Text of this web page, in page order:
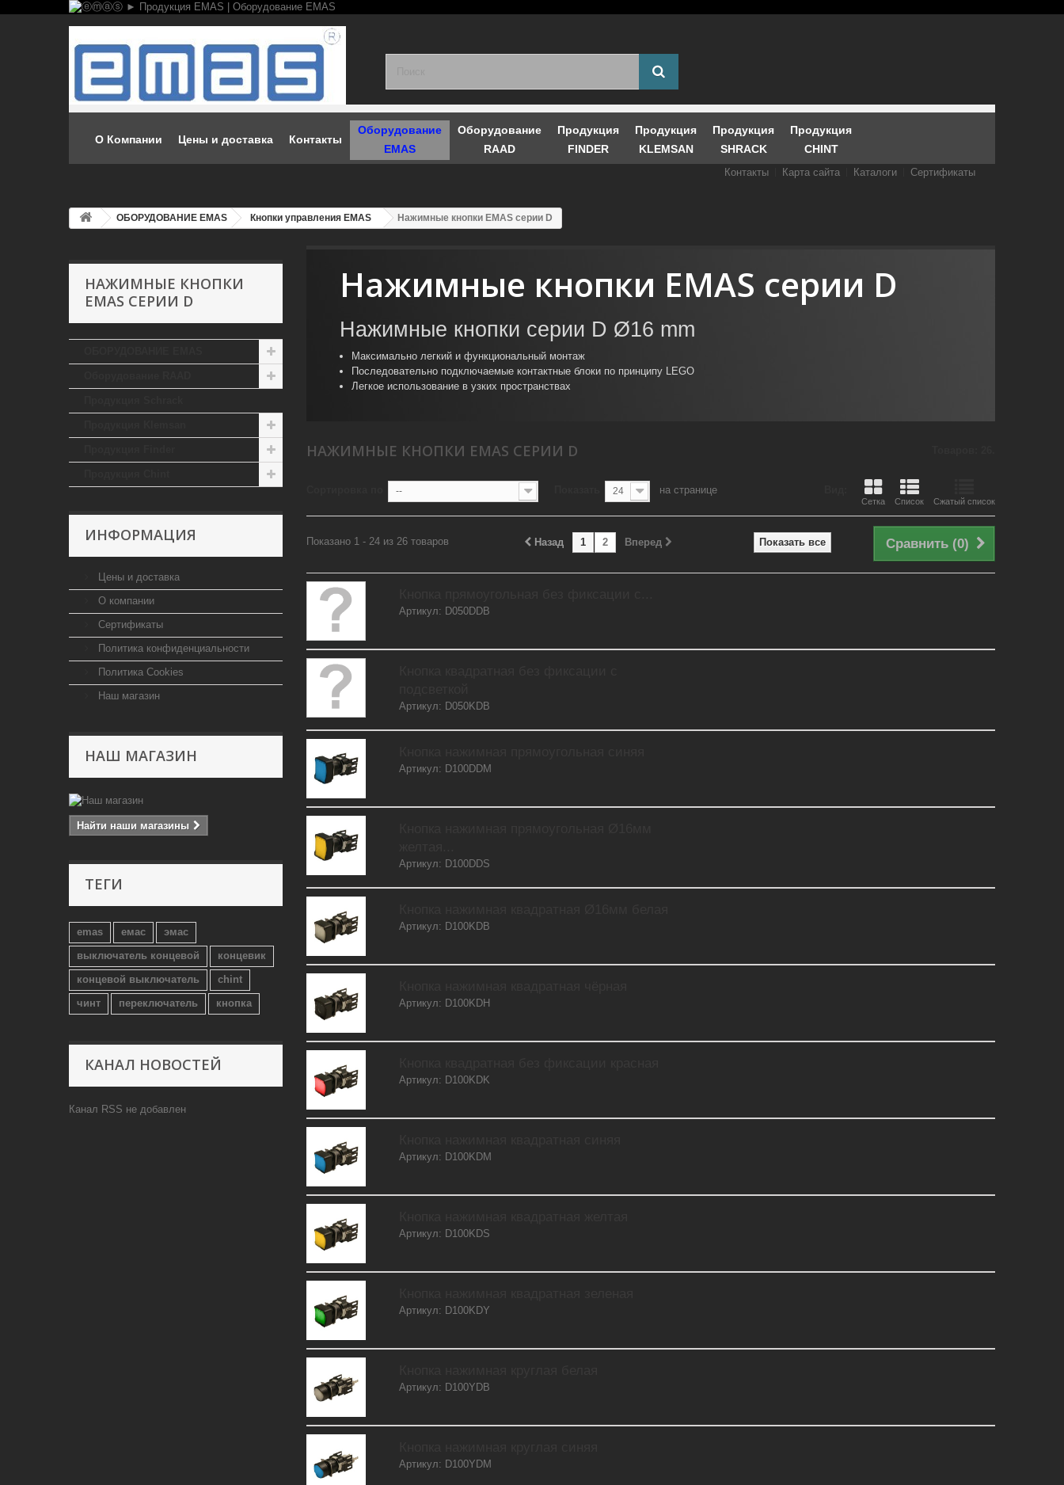
О Компании Цены и доставка Контакты
Оборудование
EMAS
Оборудование
RAAD
Продукция
FINDER
Продукция
KLEMSAN
Продукция
SHRACK
Продукция
CHINT
Контакты Карта сайта Каталоги Сертификаты
ОБОРУДОВАНИЕ EMAS Кнопки управления EMAS Нажимные кнопки EMAS серии D
НАЖИМНЫЕ КНОПКИ
EMAS СЕРИИ D
ИНФОРМАЦИЯ
Цены и доставка
О компании
Сертификаты
Политика конфиденциальности
Политика Cookies
Наш магазин
НАШ МАГАЗИН
Найти наши магазины
ТЕГИ
emas емас
эмас
выключатель концевой
концевик
концевой выключатель
chint
чинт
переключатель кнопка
КАНАЛ НОВОСТЕЙ
Канал RSS не добавлен
Нажимные кнопки EMAS серии D
Нажимные кнопки серии D Ø16 mm
Максимально легкий и функциональный монтаж
Последовательно подключаемые контактные блоки по принципу LEGO
Легкое использование в узких пространствах
НАЖИМНЫЕ КНОПКИ EMAS СЕРИИ D
Сетка Список Сжатый список
-- 24 на странице
Сравнить (0)
Показать все
Назад 1 2 Вперед
Показано 1 - 24 из 26 товаров
Артикул: D050DDB
Артикул: D050KDB
Артикул: D100DDM
Артикул: D100DDS
Артикул: D100KDB
Артикул: D100KDH
Артикул: D100KDK
Артикул: D100KDM
Артикул: D100KDS
Артикул: D100KDY
Артикул: D100YDB
Артикул: D100YDM